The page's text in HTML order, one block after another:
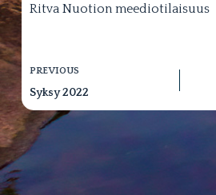
Ritva Nuotion meediotilaisuus
PREVIOUS
Syksy 2022